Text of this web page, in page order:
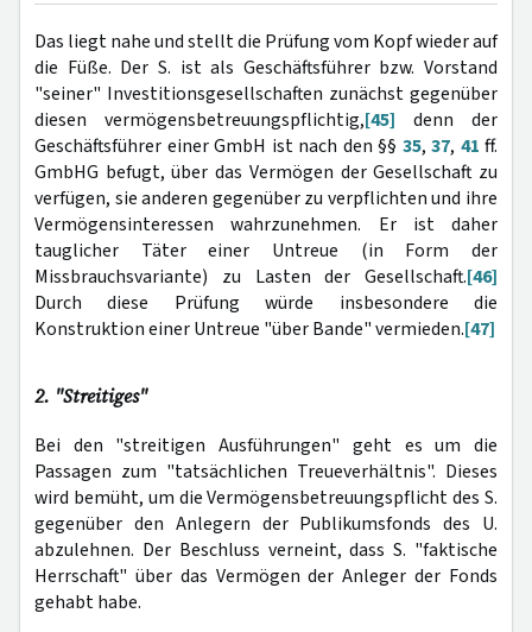
Das liegt nahe und stellt die Prüfung vom Kopf wieder auf
die Füße. Der S. ist als Geschäftsführer bzw. Vorstand
"seiner" Investitionsgesellschaften zunächst gegenüber
diesen vermögensbetreuungspflichtig,[45] denn der
Geschäftsführer einer GmbH ist nach den §§ 35, 37, 41 ff.
GmbHG befugt, über das Vermögen der Gesellschaft zu
verfügen, sie anderen gegenüber zu verpflichten und ihre
Vermögensinteressen wahrzunehmen. Er ist daher
tauglicher Täter einer Untreue (in Form der
Missbrauchsvariante) zu Lasten der Gesellschaft.[46]
Durch diese Prüfung würde insbesondere die
Konstruktion einer Untreue "über Bande" vermieden.[47]
2. "Streitiges"
Bei den "streitigen Ausführungen" geht es um die
Passagen zum "tatsächlichen Treueverhältnis". Dieses
wird bemüht, um die Vermögensbetreuungspflicht des S.
gegenüber den Anlegern der Publikumsfonds des U.
abzulehnen. Der Beschluss verneint, dass S. "faktische
Herrschaft" über das Vermögen der Anleger der Fonds
gehabt habe.